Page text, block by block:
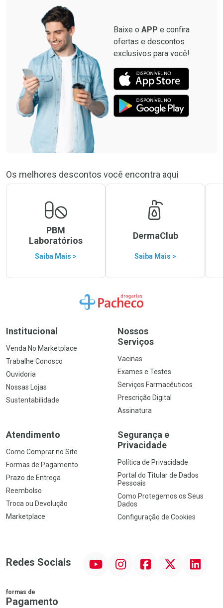
Baixe o APP e confira
ofertas e descontos
exclusivos para você!
Os melhores descontos você encontra aqui
PBM
Laboratórios
Saiba Mais >
DermaClub
Saiba Mais >
Ir para a Home
Institucional
Venda No Marketplace
Trabalhe Conosco
Ouvidoria
Nossas Lojas
Sustentabilidade
Nossos
Serviços
Vacinas
Exames e Testes
Serviços Farmacêuticos
Prescrição Digital
Assinatura
Atendimento
Como Comprar no Site
Formas de Pagamento
Prazo de Entrega
Reembolso
Troca ou Devolução
Marketplace
Segurança e
Privacidade
Política de Privacidade
Portal do Titular de Dados
Pessoais
Como Protegemos os Seus
Dados
Configuração de Cookies
Redes Sociais InstagramFacebook Linkedin
formas de
Pagamento